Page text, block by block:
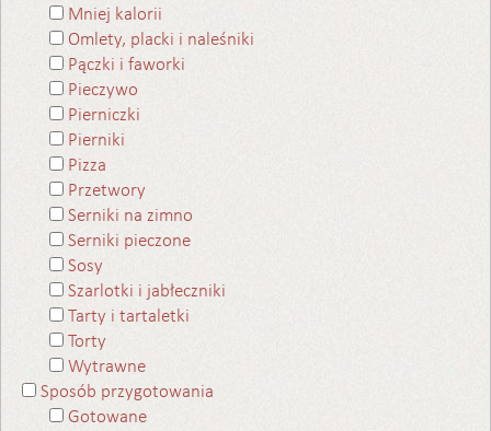
Mniej kalorii
Omlety, placki i naleśniki
Pączki i faworki
Pieczywo
Pierniczki
Pierniki
Pizza
Przetwory
Serniki na zimno
Serniki pieczone
Sosy
Szarlotki i jabłeczniki
Tarty i tartaletki
Torty
Wytrawne
Sposób przygotowania
Gotowane